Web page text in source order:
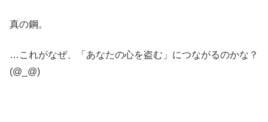
真の鋼。
…これがなぜ、「あなたの心を盗む」につながるのかな？
(@_@)